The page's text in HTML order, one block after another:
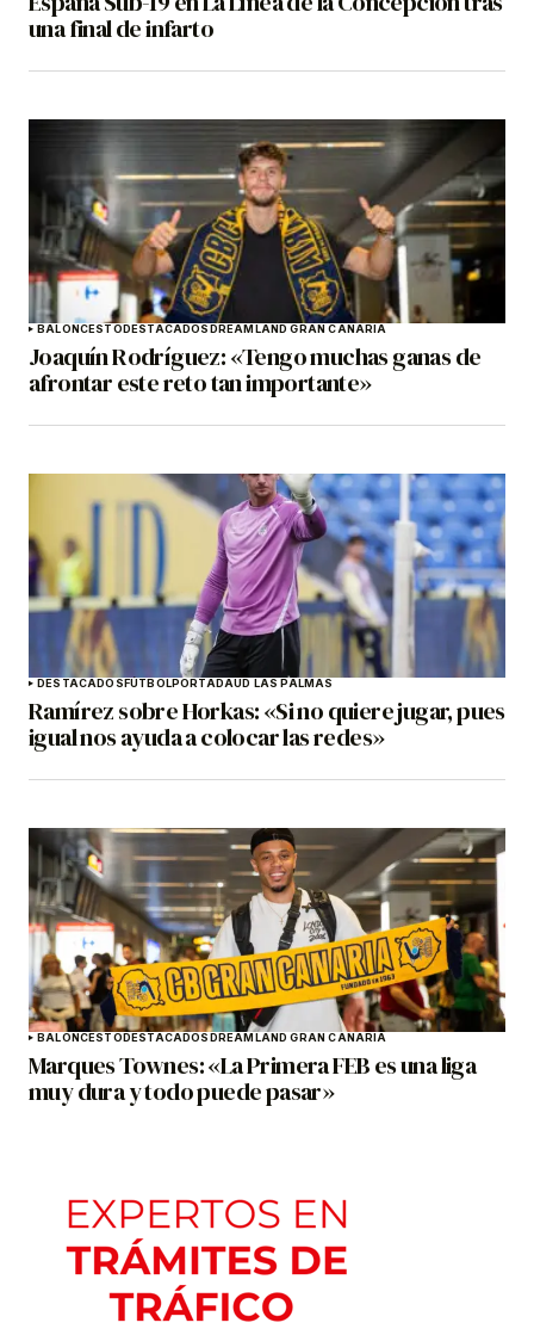
una final de infarto
BALONCESTODESTACADOSDREAMLAND GRAN CANARIA
Joaquín Rodríguez: «Tengo muchas ganas de
afrontar este reto tan importante»
DESTACADOSFÚTBOLPORTADAUD LAS PALMAS
Ramírez sobre Horkas: «Si no quiere jugar, pues
igual nos ayuda a colocar las redes»
BALONCESTODESTACADOSDREAMLAND GRAN CANARIA
Marques Townes: «La Primera FEB es una liga
muy dura y todo puede pasar»